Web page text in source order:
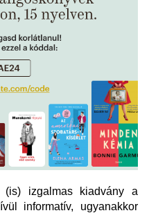
(is) izgalmas kiadvány a
informatív, ugyanakkor